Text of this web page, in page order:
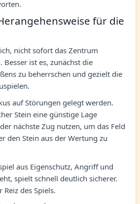
für die
nicht sofort das Zentrum
ist es, zunächst die
zu beherrschen und gezielt die
auf Störungen gelegt werden.
Stein eine günstige Lage
nächste Zug nutzen, um das Feld
den Stein aus der Wertung zu
aus Eigenschutz, Angriff und
spielt schnell deutlich sicherer.
des Spiels.